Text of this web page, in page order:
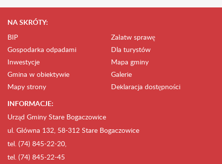
NA SKRÓTY:
BIP
Załatw sprawę
Gospodarka odpadami
Dla turystów
Inwestycje
Mapa gminy
Gmina w obiektywie
Galerie
Mapy strony
Deklaracja dostępności
INFORMACJE:
Urząd Gminy Stare Bogaczowice
ul. Główna 132, 58-312 Stare Bogaczowice
tel. (74) 845-22-20,
tel. (74) 845-22-45